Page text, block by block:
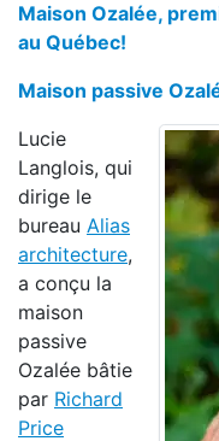
Maison Ozalée,
au Québec!
Maison passive
Lucie
Langlois, qui
dirige le
bureau Alias
architecture,
a conçu la
maison
passive
Ozalée bâtie
par Richard
Price